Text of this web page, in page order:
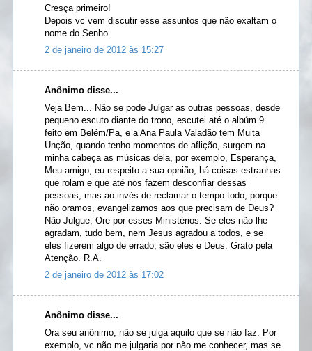
Cresça primeiro!
Depois vc vem discutir esse assuntos que não exaltam o
nome do Senho.
2 de janeiro de 2012 às 15:27
Anônimo disse...
Veja Bem... Não se pode Julgar as outras pessoas, desde
pequeno escuto diante do trono, escutei até o albúm 9
feito em Belém/Pa, e a Ana Paula Valadão tem Muita
Unção, quando tenho momentos de aflição, surgem na
minha cabeça as músicas dela, por exemplo, Esperança,
Meu amigo, eu respeito a sua opnião, há coisas estranhas
que rolam e que até nos fazem desconfiar dessas
pessoas, mas ao invés de reclamar o tempo todo, porque
não oramos, evangelizamos aos que precisam de Deus?
Não Julgue, Ore por esses Ministérios. Se eles não lhe
agradam, tudo bem, nem Jesus agradou a todos, e se
eles fizerem algo de errado, são eles e Deus. Grato pela
Atenção. R.A.
2 de janeiro de 2012 às 17:02
Anônimo disse...
Ora seu anônimo, não se julga aquilo que se não faz. Por
exemplo, vc não me julgaria por não me conhecer, mas se